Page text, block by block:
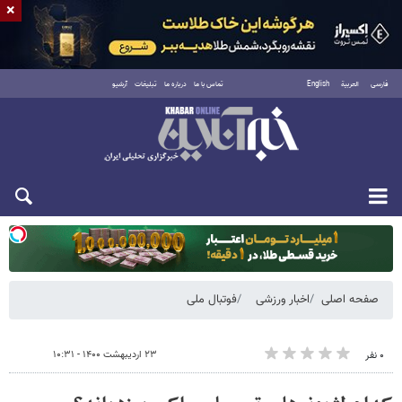
فارسی العربية English تماس با ما درباره ما تبلیغات آرشیو
یکشنبه ۱۸ مرداد ۱۴۰۵
صفحه اصلی اخبار ورزشی فوتبال ملی
۰ نفر ۲۳ اردیبهشت ۱۴۰۰ - ۱۰:۳۱
×